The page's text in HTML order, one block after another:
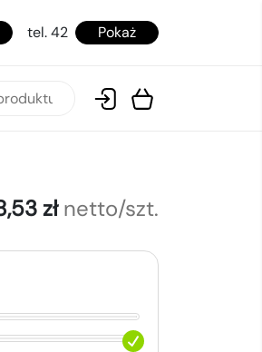
tel. 42 Pokaż
zł netto/szt.